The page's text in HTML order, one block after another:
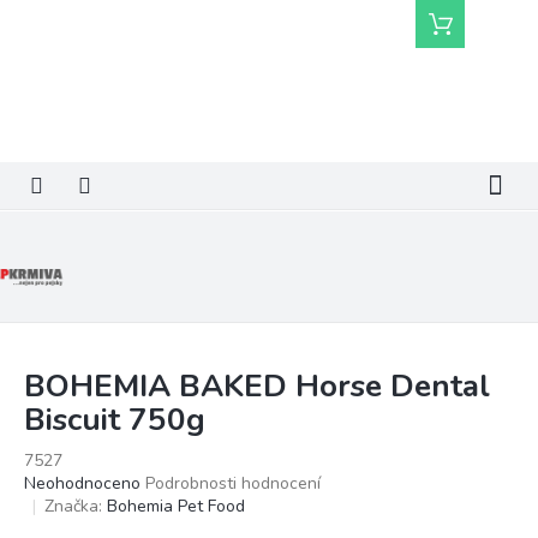
Nákupní
košík
BOHEMIA BAKED Horse Dental
Biscuit 750g
7527
Průměrné
hodnocení
Neohodnoceno Podrobnosti hodnocení
Značka: Bohemia Pet Food